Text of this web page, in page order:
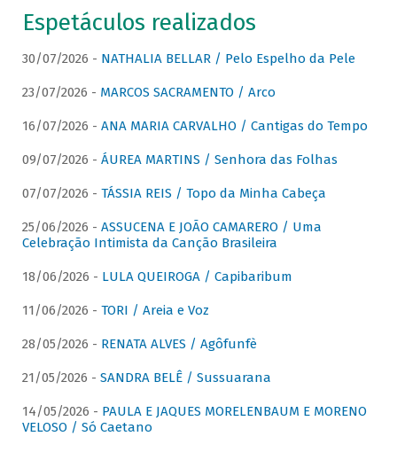
Espetáculos realizados
30/07/2026 - NATHALIA BELLAR / Pelo Espelho da Pele
23/07/2026 - MARCOS SACRAMENTO / Arco
16/07/2026 - ANA MARIA CARVALHO / Cantigas do Tempo
09/07/2026 - ÁUREA MARTINS / Senhora das Folhas
07/07/2026 - TÁSSIA REIS / Topo da Minha Cabeça
25/06/2026 - ASSUCENA E JOÃO CAMARERO / Uma
Celebração Intimista da Canção Brasileira
18/06/2026 - LULA QUEIROGA / Capibaribum
11/06/2026 - TORI / Areia e Voz
28/05/2026 - RENATA ALVES / Agôfunfè
21/05/2026 - SANDRA BELÊ / Sussuarana
14/05/2026 - PAULA E JAQUES MORELENBAUM E MORENO
VELOSO / Só Caetano